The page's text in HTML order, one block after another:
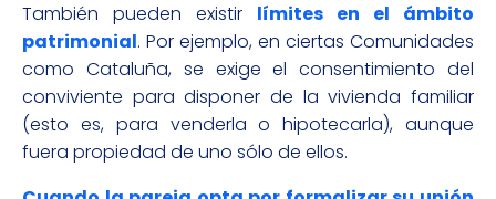
También pueden existir límites en el ámbito
patrimonial. Por ejemplo, en ciertas Comunidades
como Cataluña, se exige el consentimiento del
conviviente para disponer de la vivienda familiar
(esto es, para venderla o hipotecarla), aunque
fuera propiedad de uno sólo de ellos.